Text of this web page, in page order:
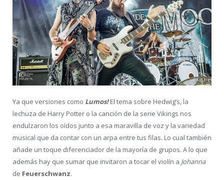
Ya que versiones como Lumos!El tema sobre Hedwig’s, la
lechuza de Harry Potter o la canción de la serie Vikings nos
endulzaron los oídos junto a esa maravilla de voz y la variedad
musical que da contar con un arpa entre tus filas. Lo cual también
añade un toque diferenciador de la mayoría de grupos. A lo que
además hay que sumar que invitaron a tocar el violín a Johanna
de Feuerschwanz.